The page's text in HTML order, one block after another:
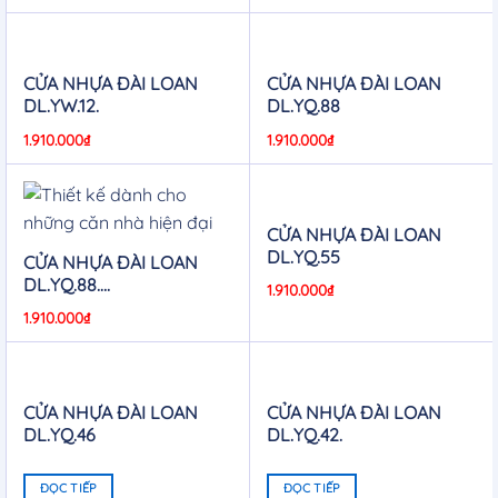
CỬA NHỰA ĐÀI LOAN
DL.YW.12.
1.910.000₫
CỬA NHỰA ĐÀI LOAN
DL.YQ.88
1.910.000₫
CỬA NHỰA ĐÀI LOAN
DL.YQ.88….
1.910.000₫
CỬA NHỰA ĐÀI LOAN
DL.YQ.55
1.910.000₫
CỬA NHỰA ĐÀI LOAN
DL.YQ.46
ĐỌC TIẾP
CỬA NHỰA ĐÀI LOAN
DL.YQ.42.
ĐỌC TIẾP